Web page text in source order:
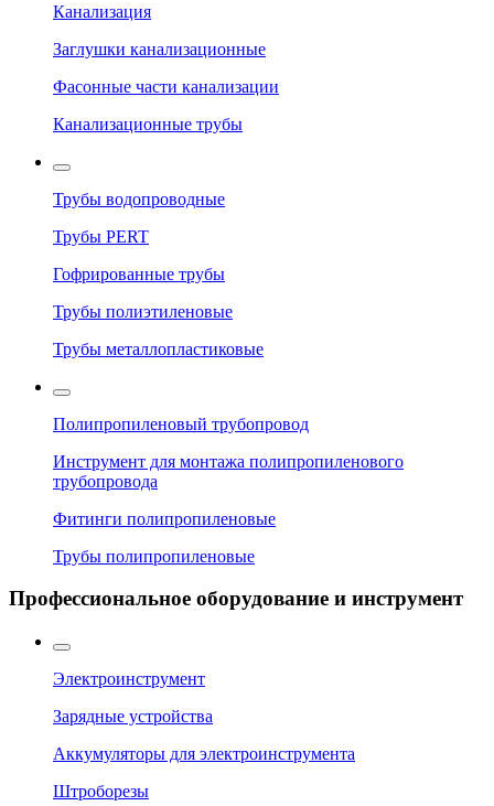
Канализация
Заглушки канализационные
Фасонные части канализации
Канализационные трубы
Трубы водопроводные
Трубы PERT
Гофрированные трубы
Трубы полиэтиленовые
Трубы металлопластиковые
Полипропиленовый трубопровод
Инструмент для монтажа полипропиленового
трубопровода
Фитинги полипропиленовые
Трубы полипропиленовые
Профессиональное оборудование и инструмент
Электроинструмент
Зарядные устройства
Аккумуляторы для электроинструмента
Штроборезы